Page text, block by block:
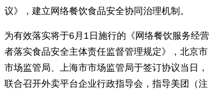
议》，建立网络餐饮食品安全协同治理机制。
为有效落实将于6月1日施行的《网络餐饮服务经营
者落实食品安全主体责任监督管理规定》，北京市
市场监管局、上海市市场监管局于签订协议当日，
联合召开外卖平台企业行政指导会，指导美团（注